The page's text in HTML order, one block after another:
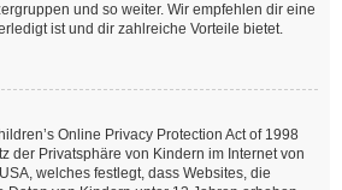
und so weiter. Wir empfehlen dir eine
ist und dir zahlreiche Vorteile bietet.
Online Privacy Protection Act of 1998
der Privatsphäre von Kindern im Internet von
welches festlegt, dass Websites, die